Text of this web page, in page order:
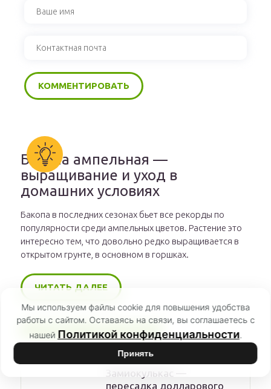
Бакопа ампельная —
выращивание и уход в
домашних условиях
Бакопа в последних сезонах бьет все рекорды по
популярности среди ампельных цветов. Растение это
интересно тем, что довольно редко выращивается в
открытом грунте, в основном в горшках.
ЧИТАТЬ ДАЛЕЕ
РЕКОМЕНДУЕМ
Замиокулькас —
пересадка долларового
Мы используем файлы cookie для повышения удобства
работы с сайтом. Оставаясь на связи, вы соглашаетесь с
нашей Политикой конфиденциальности.
Принять